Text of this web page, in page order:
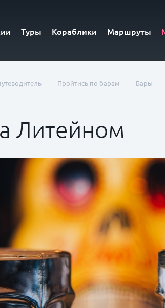
Туры Кораблики Маршруты
— Пройтись по барам — Бары —
Литейном